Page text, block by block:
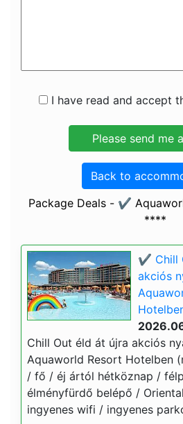
I have read and accept
Back to
Package Deals - ✔️
****
✔️ Chill
akciós
Chill Out éld át újra akciós
Aquaworld Resort Hotelben
/ fő / éj ártól hétköznap /
élményfürdő belépő /
ingyenes wifi / ingyenes